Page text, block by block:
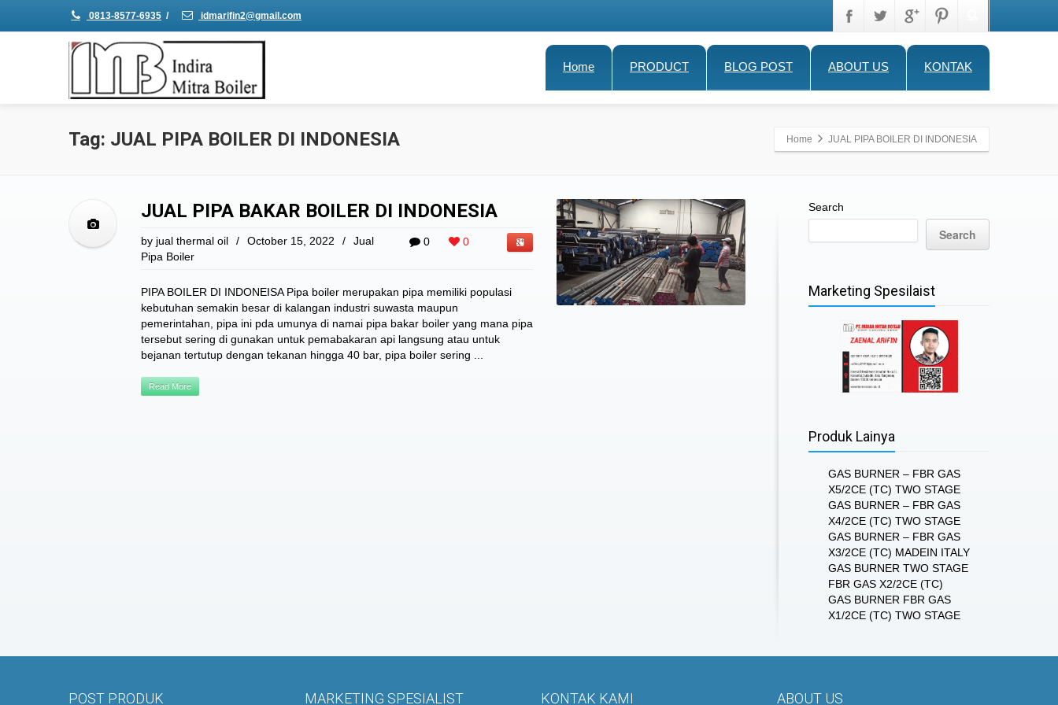
0813-8577-6935 / idmarifin2@gmail.com
Home PRODUCT BLOG POST ABOUT US KONTAK
Tag: JUAL PIPA BOILER DI INDONESIA Home JUAL PIPA BOILER DI INDONESIA
JUAL PIPA BAKAR BOILER DI INDONESIA
0 0
by jual thermal oil / October 15, 2022 /
Jual
Pipa Boiler
PIPA BOILER DI INDONEISA Pipa boiler merupakan pipa memiliki populasi
kebutuhan semakin besar di kalangan industri suwasta maupun
pemerintahan, pipa ini pda umunya di namai pipa bakar boiler yang mana pipa
tersebut sering di gunakan untuk pemabakaran api langsung atau untuk
bejanan tertutup dengan tekanan hingga 40 bar, pipa boiler sering ...
Read More
Search
Search
Marketing Spesilaist
Produk Lainya
GAS BURNER – FBR GAS
X5/2CE (TC) TWO STAGE
GAS BURNER – FBR GAS
X4/2CE (TC) TWO STAGE
GAS BURNER – FBR GAS
X3/2CE (TC) MADEIN ITALY
GAS BURNER TWO STAGE
FBR GAS X2/2CE (TC)
GAS BURNER FBR GAS
X1/2CE (TC) TWO STAGE
POST PRODUK MARKETING SPESIALIST KONTAK KAMI ABOUT US